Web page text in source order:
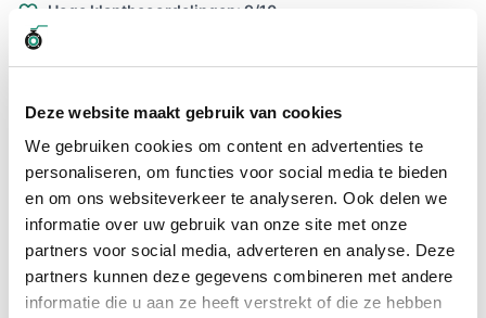
Deze website maakt gebruik van cookies
We gebruiken cookies om content en advertenties te
personaliseren, om functies voor social media te bieden
en om ons websiteverkeer te analyseren. Ook delen we
informatie over uw gebruik van onze site met onze
partners voor social media, adverteren en analyse. Deze
partners kunnen deze gegevens combineren met andere
informatie die u aan ze heeft verstrekt of die ze hebben
Hoge klantbeoordelingen: 9/10
Snel naar
Meer informatie
Maatvoering koppeling S100 x 3"
Materiaal Polypropyleen